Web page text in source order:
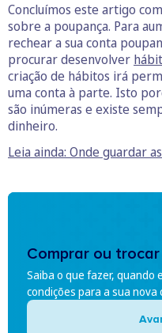
Concluímos este artigo
sobre a poupança. Para
rechear a sua conta
procurar desenvolver
criação de hábitos irá
uma conta à parte. Isto
são inúmeras e existe
dinheiro.
Leia ainda: Onde guardar
Comprar ou
Saiba o que fazer, quando
condições para a sua nova